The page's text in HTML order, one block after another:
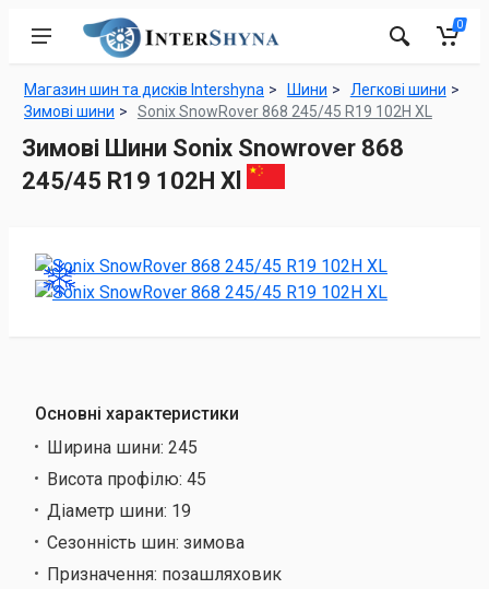
0
Магазин шин та дисків Intershyna Шини
Легкові шини
Зимові шини
Sonix SnowRover 868 245/45 R19 102H XL
Зимові Шини Sonix Snowrover 868
245/45 R19 102H Xl
Основні характеристики
Ширина шини: 245
Висота профілю: 45
Діаметр шини: 19
Сезонність шин: зимова
Призначення: позашляховик